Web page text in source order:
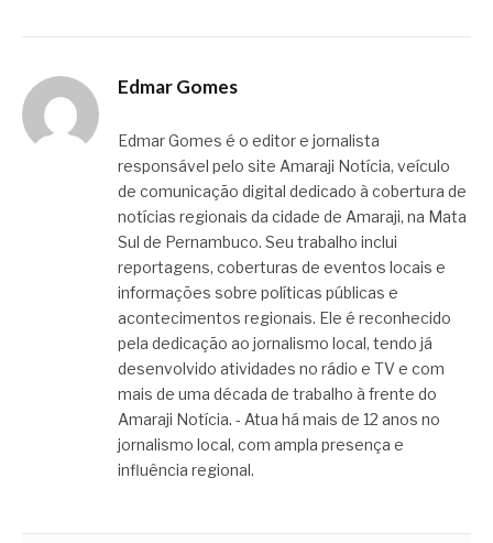
Edmar Gomes
Edmar Gomes é o editor e jornalista
responsável pelo site Amaraji Notícia, veículo
de comunicação digital dedicado à cobertura de
notícias regionais da cidade de Amaraji, na Mata
Sul de Pernambuco. Seu trabalho inclui
reportagens, coberturas de eventos locais e
informações sobre políticas públicas e
acontecimentos regionais. Ele é reconhecido
pela dedicação ao jornalismo local, tendo já
desenvolvido atividades no rádio e TV e com
mais de uma década de trabalho à frente do
Amaraji Notícia. - Atua há mais de 12 anos no
jornalismo local, com ampla presença e
influência regional.